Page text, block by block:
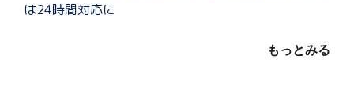
は24時間対応に
もっとみる